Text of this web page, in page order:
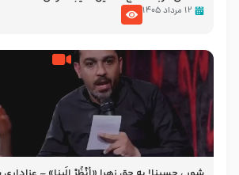
۱۲ مرداد ۱۴۰۵